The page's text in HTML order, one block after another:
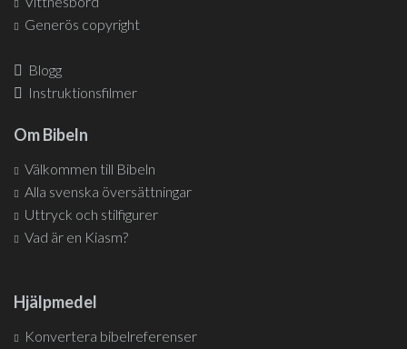
Generös copyright
Blogg
Instruktionsfilmer
Om Bibeln
Välkommen till Bibeln
Alla svenska översättningar
Uttryck och stilfigurer
Vad är en Kiasm?
Hjälpmedel
Konvertera bibelreferenser